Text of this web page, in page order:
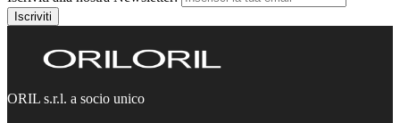
Iscriviti
ORIL s.r.l. a socio unico